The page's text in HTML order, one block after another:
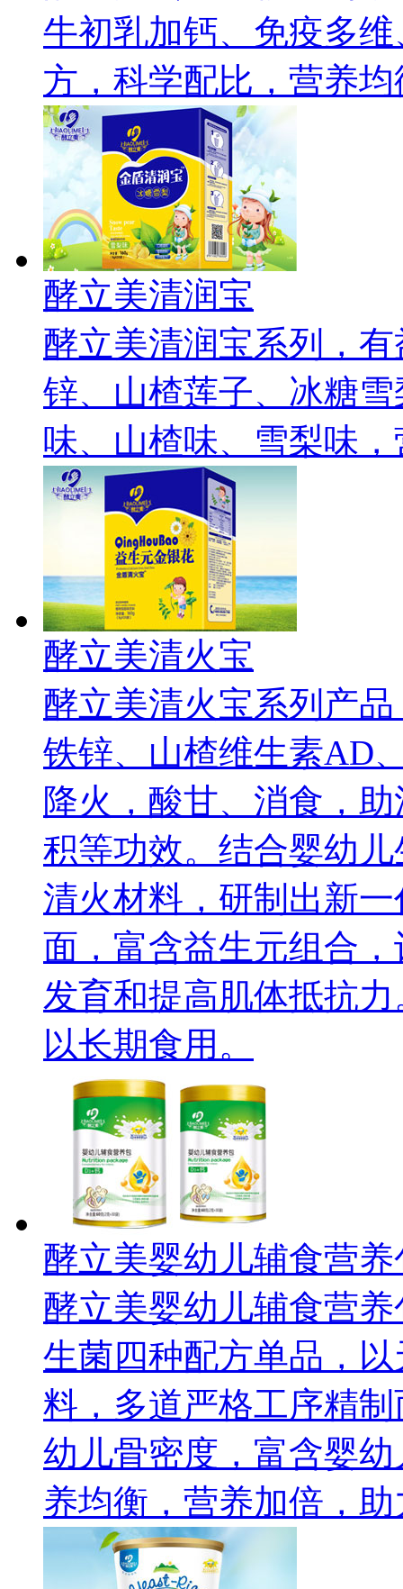
牛初乳加钙、免疫多
方，科学配比，营养
酵立美清润宝
酵立美清润宝系列，
锌、山楂莲子、冰糖
味、山楂味、雪梨味
酵立美清火宝
酵立美清火宝系列产
铁锌、山楂维生素AD
降火，酸甘、消食，
积等功效。结合婴幼
清火材料，研制出新
面，富含益生元组合
发育和提高肌体抵抗
以长期食用。
酵立美婴幼儿辅食营养
酵立美婴幼儿辅食营
生菌四种配方单品，
料，多道严格工序精
幼儿骨密度，富含婴
养均衡，营养加倍，